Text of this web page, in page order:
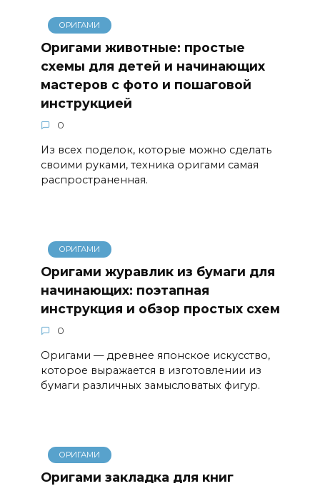
ОРИГАМИ
Оригами животные: простые
схемы для детей и начинающих
мастеров с фото и пошаговой
инструкцией
0
Из всех поделок, которые можно сделать
своими руками, техника оригами самая
распространенная.
ОРИГАМИ
Оригами журавлик из бумаги для
начинающих: поэтапная
инструкция и обзор простых схем
0
Оригами — древнее японское искусство,
которое выражается в изготовлении из
бумаги различных замысловатых фигур.
ОРИГАМИ
Оригами закладка для книг